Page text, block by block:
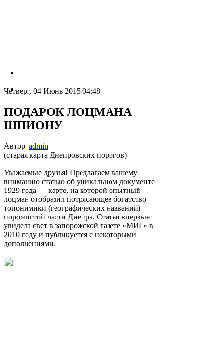
Четверг, 04 Июнь 2015 04:48
ПОДАРОК ЛОЦМАНА
ШПИОНУ
Автор admin
(старая карта Днепровских порогов)
Уважаемые друзья! Предлагаем вашему
вниманию статью об уникальном документе
1929 года — карте, на которой опытный
лоцман отобразил потрясающее богатство
топонимики (географических названий)
порожистой части Днепра. Статья впервые
увидела свет в запорожской газете «МИГ» в
2010 году и публикуется с некоторыми
дополнениями.